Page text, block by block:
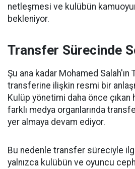
netleşmesi ve kulübün
bekleniyor.
Transfer Sürecinde
Şu ana kadar Mohamed Salah'ın
transferine ilişkin resmi bir
Kulüp yönetimi daha önce çıkan
farklı medya organlarında
yer almaya devam ediyor.
Bu nedenle transfer süreciyle
yalnızca kulübün ve oyuncu